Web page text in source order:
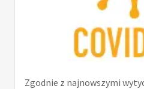
Zgodnie z najnowszymi